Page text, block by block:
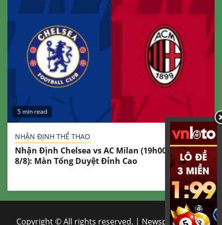
5 min read
NHẬN ĐỊNH THỂ THAO
Nhận Định Chelsea vs AC Milan (19h00 Ngày
8/8): Màn Tổng Duyệt Đỉnh Cao
Copyright © All rights reserved. | Newsphereby AF